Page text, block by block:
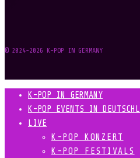
© 2024-2026 K-POP IN GERMANY
K-POP IN GERMANY
K-POP EVENTS IN
LIVE
K-POP KONZERT
K-POP FESTIVALS